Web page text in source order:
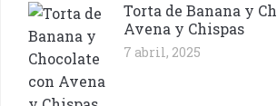
Torta de Banana y
Avena y Chispas
7 abril, 2025